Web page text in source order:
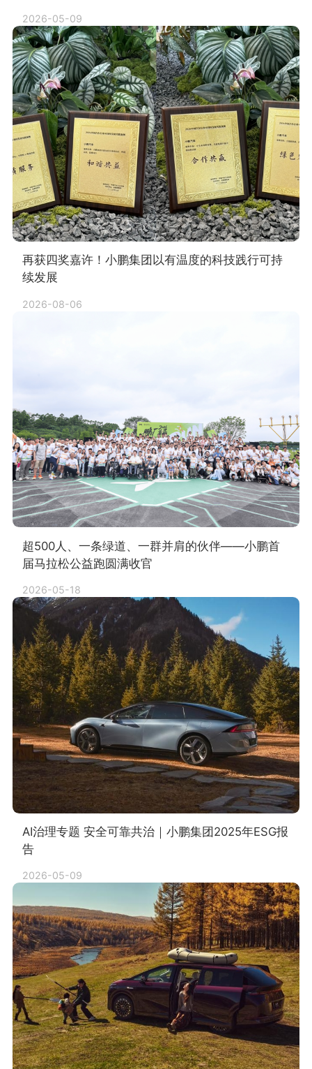
2026-05-09
再获四奖嘉许！小鹏集团以有温度的科技践行可持
续发展
2026-08-06
超500人、一条绿道、一群并肩的伙伴——小鹏首
届马拉松公益跑圆满收官
2026-05-18
AI治理专题 安全可靠共治｜小鹏集团2025年ESG报
告
2026-05-09